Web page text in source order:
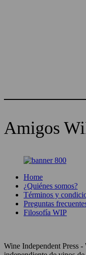
Amigos
Home
¿Quiénes somos?
Términos y
Preguntas
Filosofía WIP
Wine Independent Press